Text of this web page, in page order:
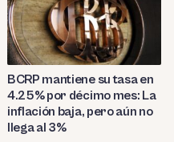
BCRP mantiene su tasa en
4.25% por décimo mes: La
inflación baja, pero aún no
llega al 3%